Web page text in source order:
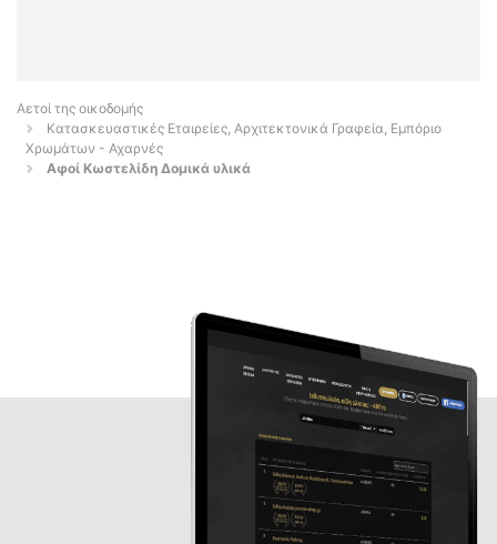
Αετοί της οικοδομής
Κατασκευαστικές Εταιρείες, Αρχιτεκτονικά Γραφεία, Εμπόριο
Χρωμάτων - Αχαρνές
Αφοί Κωστελίδη Δομικά υλικά